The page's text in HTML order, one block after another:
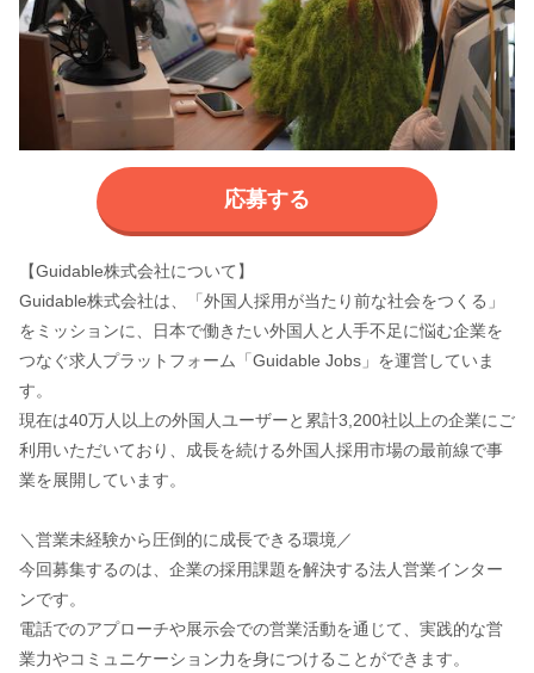
応募する
【Guidable株式会社について】
Guidable株式会社は、「外国人採用が当たり前な社会をつくる」
をミッションに、日本で働きたい外国人と人手不足に悩む企業を
つなぐ求人プラットフォーム「Guidable Jobs」を運営していま
す。
現在は40万人以上の外国人ユーザーと累計3,200社以上の企業にご
利用いただいており、成長を続ける外国人採用市場の最前線で事
業を展開しています。
＼営業未経験から圧倒的に成長できる環境／
今回募集するのは、企業の採用課題を解決する法人営業インター
ンです。
電話でのアプローチや展示会での営業活動を通じて、実践的な営
業力やコミュニケーション力を身につけることができます。